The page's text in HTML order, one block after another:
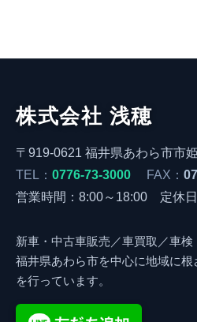
株式会社 浅穂
〒919-0621 福井県あわら市市
TEL： 0776-73-3000 FAX：
営業時間：8:00～18:00 定休
新車・中古車販売／車買取／車検
福井県あわら市を中心に地域に
を行っています。